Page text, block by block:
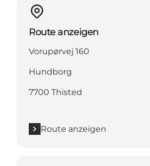
Route anzeigen
Vorupørvej 160
Hundborg
7700 Thisted
Route anzeigen